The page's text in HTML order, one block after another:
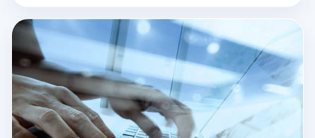
用户信息。此外，一些高级Cookie浏览器还支持自动清除
Cookies、防止第三方跟踪等功能，进一步保护用户隐私和安
全。本文将详细介绍如何在日常使用中保护Cookie浏览器的隐
私，帮助您提高网络安全性。